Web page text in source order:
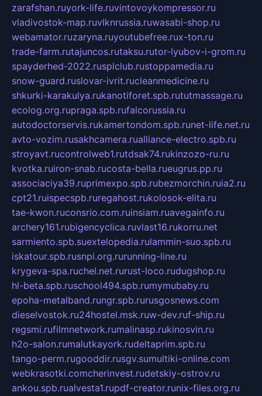
zarafshan.ruyork-life.ruvintovoykompressor.ru
vladivostok-map.ruvlknrussia.ruwasabi-shop.ru
webamator.ruzaryna.ruyoutubefree.rux-ton.ru
trade-farm.rutajuncos.rutaksu.rutor-lyubov-i-grom.ru
spayderhed-2022.rusplclub.rustoppamedia.ru
snow-guard.ruslovar-ivrit.rucleanmedicine.ru
shkurki-karakulya.rukanotiforet.spb.rututmassage.ru
ecolog.org.rupraga.spb.rufalcorussia.ru
autodoctorservis.rukamertondom.spb.runet-life.net.ru
avto-vozim.rusakhcamera.rualliance-electro.spb.ru
stroyavt.rucontrolweb1.rutdsak74.rukinzozo-ru.ru
kvotka.ruiron-snab.rucosta-bella.rueugrus.pp.ru
associaciya39.ruprimexpo.spb.rubezmorchin.ruia2.ru
cpt21.ruispecspb.ruregahost.rukolosok-elita.ru
tae-kwon.ruconsrio.com.ruinsiam.ruavegainfo.ru
archery161.rubigencyclica.ruvlast16.rukorru.net
sarmiento.spb.suextelopedia.rulammin-suo.spb.ru
iskatour.spb.rusnpi.org.rurunning-line.ru
krygeva-spa.ruchel.net.rurust-loco.rudugshop.ru
hl-beta.spb.ruschool494.spb.rumymubaby.ru
epoha-metalband.rungr.spb.rurusgosnews.com
dieselvostok.ru24hostel.msk.ruw-dev.ruf-ship.ru
regsmi.rufilmnetwork.rumalinasp.rukinosvin.ru
h2o-salon.rumalutkayork.rudeltaprim.spb.ru
tango-perm.rugooddir.rusgv.sumultiki-online.com
webkrasotki.comcherinvest.rudetskiy-ostrov.ru
ankou.spb.rualvesta1.rupdf-creator.runix-files.org.ru